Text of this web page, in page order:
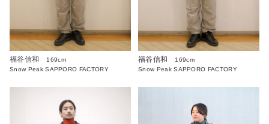
福谷信和
169cm
Snow Peak SAPPORO FACTORY
福谷信和
169cm
Snow Peak SAPPORO FACTORY